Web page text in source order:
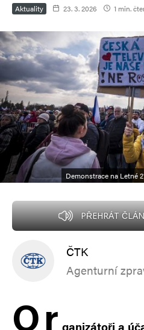
Aktuality 23. 3. 2026 1 min.
Demonstrace na Letné
PŘEHRÁT
ČTK
Agenturní
Or ganizátoři a